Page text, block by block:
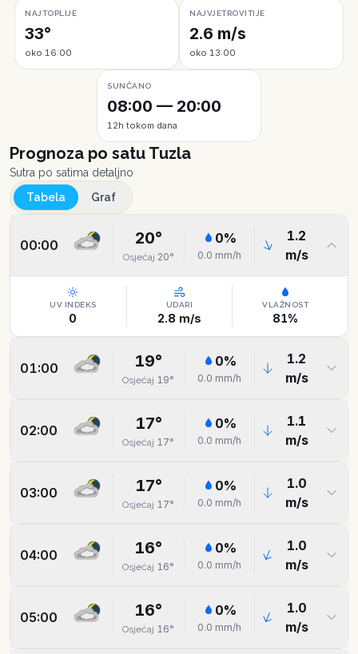
NAJTOPLIJE
33°
oko 16:00
NAJVJETROVITIJE
2.6 m/s
oko 13:00
SUNČANO
08:00 — 20:00
12h tokom dana
Prognoza po satu Tuzla
Sutra po satima detaljno
Tabela
Graf
00:00 20°
Osjećaj 20°
0%
0.0 mm/h
1.2
m/s
UV INDEKS
0
UDARI
2.8 m/s
VLAŽNOST
81%
01:00 19°
Osjećaj 19°
0%
0.0 mm/h
1.2
m/s
02:00 17°
Osjećaj 17°
0%
0.0 mm/h
1.1
m/s
03:00 17°
Osjećaj 17°
0%
0.0 mm/h
1.0
m/s
04:00 16°
Osjećaj 16°
0%
0.0 mm/h
1.0
m/s
05:00 16°
Osjećaj 16°
0%
0.0 mm/h
1.0
m/s